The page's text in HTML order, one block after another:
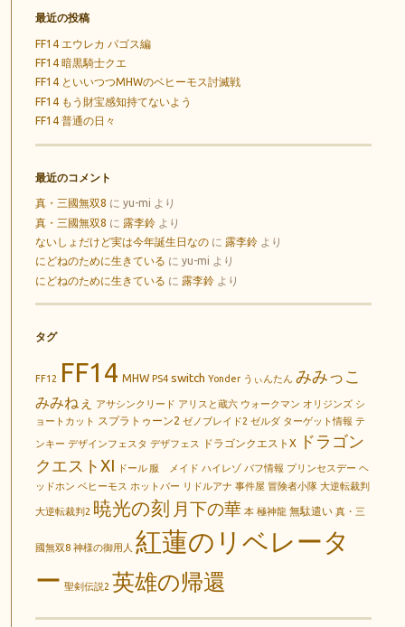
最近の投稿
FF14 エウレカ パゴス編
FF14 暗黒騎士クエ
FF14 といいつつMHWのベヒーモス討滅戦
FF14 もう財宝感知持てないよう
FF14 普通の日々
最近のコメント
真・三國無双8 に yu-mi より
真・三國無双8 に 露李鈴より
ないしょだけど実は今年誕生日なのに 露李鈴より
にどねのために生きている に yu-mi より
にどねのために生きている に 露李鈴より
タグ
FF12 FF14 MHW PS4 switch Yonder うぃんたん みみっこ
みみねぇ アサシンクリード アリスと蔵六 ウォークマン オリジンズ シ
ョートカット スプラトゥーン2 ゼノブレイド2 ゼルダ ターゲット情報 テ
ンキー デザインフェスタ デザフェス ドラゴンクエストX
ドラゴン
クエストXI
ドール 服 メイド ハイレゾ バフ情報 プリンセスデー ヘ
ッドホン ベヒーモス ホットバー リドルアナ 事件屋 冒険者小隊 大逆転裁判
大逆転裁判2 暁光の刻 月下の華 本 極神龍 無駄遣い 真・三
國無双8 神様の御用人 紅蓮のリベレータ
ー 聖剣伝説2 英雄の帰還